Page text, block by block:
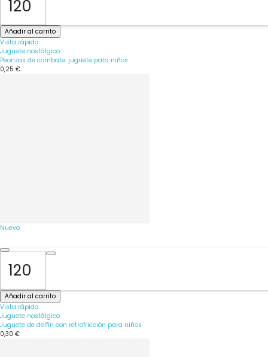
Añadir al carrito
Vista rápida
Juguete nostálgico
Peonzas de combate: juguete para niños
0,25 €
Nuevo
Añadir al carrito
Vista rápida
Juguete nostálgico
Juguete de delfín con retrofricción para niños
0,30 €